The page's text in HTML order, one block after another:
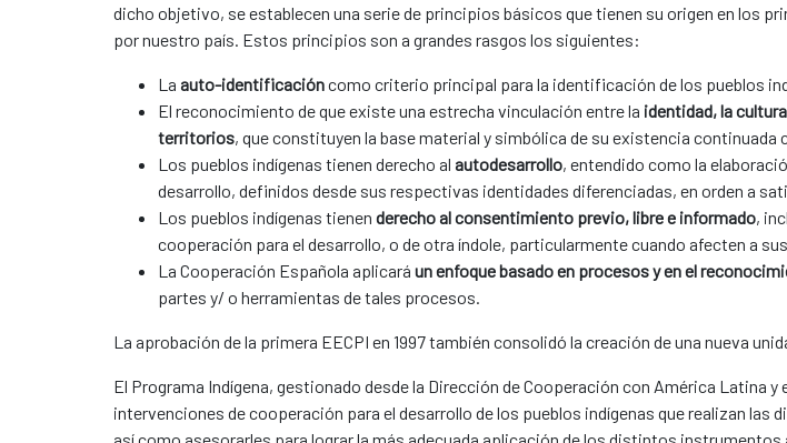
dicho objetivo, se establecen una serie de principios básicos que tienen su origen en
por nuestro país. Estos principios son a grandes rasgos los siguientes:​
La auto-identificacióncomo criterio principal para la identificación de los pueblos
El reconocimiento de que existe una estrecha vinculación entre la identidad, la
territorios, que constituyen la base material y simbólica de su existencia
Los pueblos indígenas tienen derecho al autodesarrollo, entendido como la
desarrollo, definidos desde sus respectivas identidades diferenciadas, en orden a
Los pueblos indígenas tienen derecho al consentimiento previo, libre e informado,
cooperación para el desarrollo, o de otra índole, particularmente cuando afecten a
La Cooperación Española aplicará un enfoque basado en procesos y en el
partes y/ o herramientas de tales procesos.​
La aprobación de la primera EECPI en 1997 también consolidó la creación de una nueva
El Programa Indígena, gestionado desde la Dirección de Cooperación con América Latina
intervenciones de cooperación para el desarrollo de los pueblos indígenas que realizan